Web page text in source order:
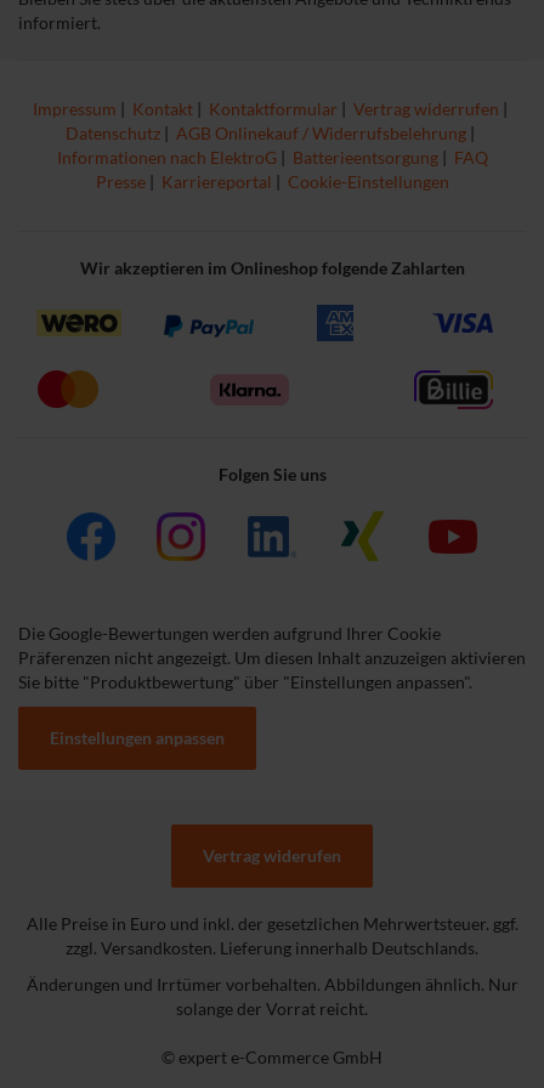
informiert.
Impressum | Kontakt | Kontaktformular | Vertrag widerrufen |
Datenschutz | AGB Onlinekauf / Widerrufsbelehrung |
Informationen nach ElektroG| Batterieentsorgung| FAQ
Presse| Karriereportal | Cookie-Einstellungen
Wir akzeptieren im Onlineshop folgende Zahlarten
Folgen Sie uns
Die Google-Bewertungen werden aufgrund Ihrer Cookie
Präferenzen nicht angezeigt. Um diesen Inhalt anzuzeigen aktivieren
Sie bitte "Produktbewertung" über "Einstellungen anpassen".
Einstellungen anpassen
Vertrag widerufen
Alle Preise in Euro und inkl. der gesetzlichen Mehrwertsteuer. ggf.
zzgl. Versandkosten. Lieferung innerhalb Deutschlands.
Änderungen und Irrtümer vorbehalten. Abbildungen ähnlich. Nur
solange der Vorrat reicht.
© expert e-Commerce GmbH